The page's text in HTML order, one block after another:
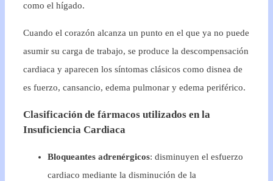
como el hígado.
Cuando el corazón alcanza un punto en el que ya no puede
asumir su carga de trabajo, se produce la descompensación
cardiaca y aparecen los síntomas clásicos como disnea de
es fuerzo, cansancio, edema pulmonar y edema periférico.
Clasificación de fármacos utilizados en la
Insuficiencia Cardiaca
Bloqueantes adrenérgicos: disminuyen el esfuerzo
cardiaco mediante la disminución de la